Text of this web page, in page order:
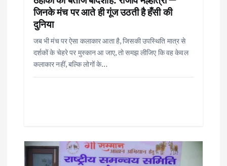
जिनके मंच पर आते ही गूंज उठती है हँसी की
दुनिया
जब भी मंच पर ऐसा कलाकार आता है, जिसकी उपस्थिति मात्र से
दर्शकों के चेहरे पर मुस्कान आ जाए, तो समझ लीजिए कि वह केवल
कलाकार नहीं, बल्कि लोगों के…